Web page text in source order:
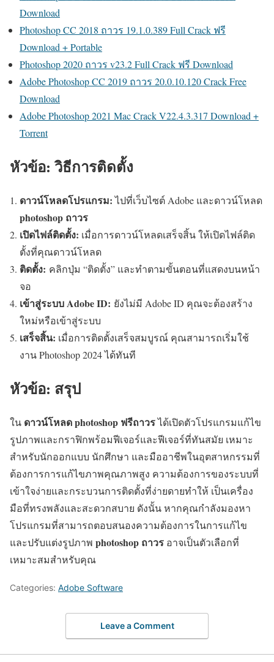
Download
Photoshop CC 2018 ถาวร 19.1.0.389 Full Crack ฟรี
Download + Portable
Photoshop 2020 ถาวร v23.2 Full Crack ฟรี Download
Adobe Photoshop CC 2019 ถาวร 20.0.10.120 Crack Free
Download
Adobe Photoshop 2021 Mac Crack V22.4.3.317 Download +
Torrent
หัวข้อ: วิธีการติดตั้ง
ดาวน์โหลดโปรแกรม:ไปที่เว็บไซต์ Adobe และดาวน์โหลด
photoshop ถาวร
เปิดไฟล์ติดตั้ง: เมื่อการดาวน์โหลดเสร็จสิ้น ให้เปิดไฟล์ติด
ตั้งที่คุณดาวน์โหลด
ติดตั้ง: คลิกปุ่ม “ติดตั้ง” และทำตามขั้นตอนที่แสดงบนหน้า
จอ
เข้าสู่ระบบ Adobe ID: ยังไม่มี Adobe ID คุณจะต้องสร้าง
ใหม่หรือเข้าสู่ระบบ
เสร็จสิ้น: เมื่อการติดตั้งเสร็จสมบูรณ์ คุณสามารถเริ่มใช้
งาน Photoshop 2024 ได้ทันที
หัวข้อ: สรุป
ใน ดาวน์โหลด photoshop ฟรีถาวรได้เปิดตัวโปรแกรมแก้ไข
รูปภาพและกราฟิกพร้อมฟีเจอร์และฟีเจอร์ที่ทันสมัย เหมาะ
สำหรับนักออกแบบ นักศึกษา และมืออาชีพในอุตสาหกรรมที่
ต้องการการแก้ไขภาพคุณภาพสูง ความต้องการของระบบที่
เข้าใจง่ายและกระบวนการติดตั้งที่ง่ายดายทำให้ เป็นเครื่อง
มือที่ทรงพลังและสะดวกสบาย ดังนั้น หากคุณกำลังมองหา
โปรแกรมที่สามารถตอบสนองความต้องการในการแก้ไข
และปรับแต่งรูปภาพ photoshop ถาวร อาจเป็นตัวเลือกที่
เหมาะสมสำหรับคุณ
Categories: Adobe Software
Leave a Comment